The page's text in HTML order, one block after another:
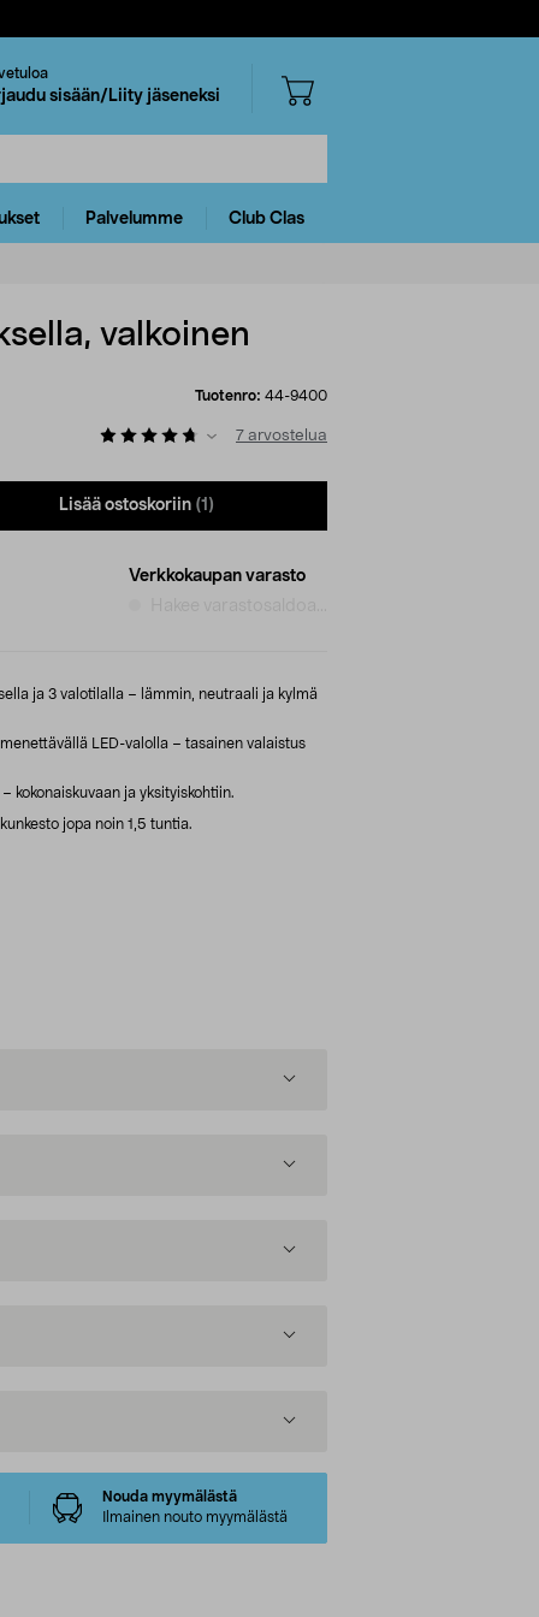
sisään/Liity jäseneksi
Palvelumme Club Clas
valkoinen
Tuotenro: 44-9400
7 arvostelua
Lisää ostoskoriin (1)
Verkkokaupan varasto
ja 3 valotilalla – lämmin, neutraali ja kylmä
LED-valolla – tasainen valaistus
kokonaiskuvaan ja yksityiskohtiin.
jopa noin 1,5 tuntia.
Nouda myymälästä
Ilmainen nouto myymälästä